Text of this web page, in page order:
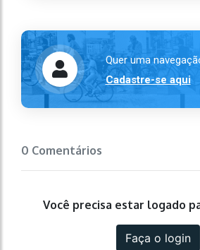
Quer uma
Cadastre-se aqui
0 Comentários
Você precisa estar logado
Faça o login